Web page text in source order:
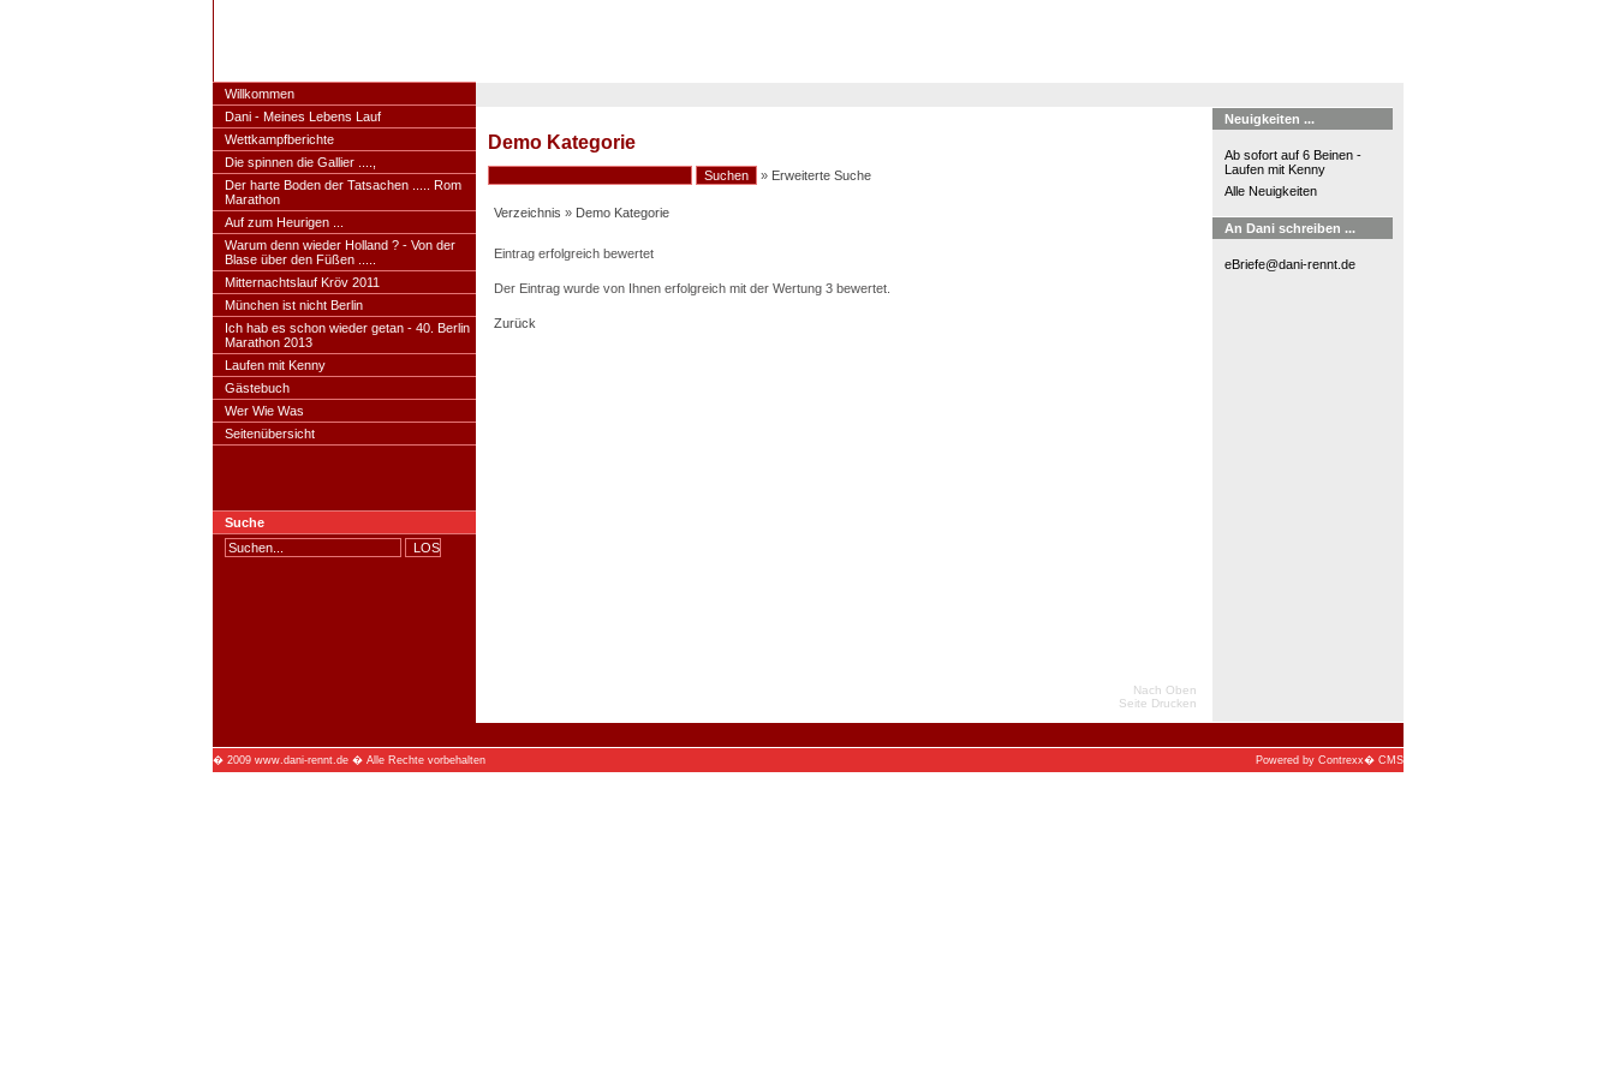
Willkommen
Dani - Meines Lebens Lauf
Wettkampfberichte
Die spinnen die Gallier ....,
Der harte Boden der Tatsachen ..... Rom
Marathon
Auf zum Heurigen ...
Warum denn wieder Holland ? - Von der
Blase über den Füßen .....
Mitternachtslauf Kröv 2011
München ist nicht Berlin
Ich hab es schon wieder getan - 40. Berlin
Marathon 2013
Laufen mit Kenny
Gästebuch
Wer Wie Was
Seitenübersicht
Suche
Demo Kategorie
» Erweiterte Suche
Verzeichnis » Demo Kategorie
Eintrag erfolgreich bewertet
Der Eintrag wurde von Ihnen erfolgreich mit der Wertung 3 bewertet.
Zurück
Nach Oben
Seite Drucken
Neuigkeiten ...
Ab sofort auf 6 Beinen -
Laufen mit Kenny
Alle Neuigkeiten
An Dani schreiben ...
eBriefe@dani-rennt.de
� 2009 www.dani-rennt.de � Alle Rechte vorbehalten Powered by Contrexx� CMS